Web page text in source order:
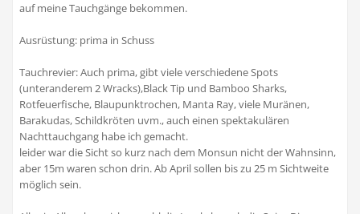
auf meine Tauchgänge bekommen.
Ausrüstung: prima in Schuss
Tauchrevier: Auch prima, gibt viele verschiedene Spots
(unteranderem 2 Wracks),Black Tip und Bamboo Sharks,
Rotfeuerfische, Blaupunktrochen, Manta Ray, viele Muränen,
Barakudas, Schildkröten uvm., auch einen spektakulären
Nachttauchgang habe ich gemacht.
leider war die Sicht so kurz nach dem Monsun nicht der Wahnsinn,
aber 15m waren schon drin. Ab April sollen bis zu 25 m Sichtweite
möglich sein.